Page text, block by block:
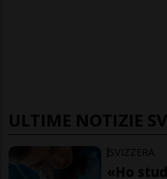
ULTIME NOTIZIE
SVIZZERA
«Ho